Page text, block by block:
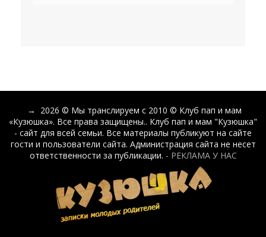
→ 2026 © Мы транслируем с 2010 © Клуб пап и мам
«Кузюшка». Все права защищены.. Клуб пап и мам "Кузюшка"
- сайт для всей семьи. Все материалы публикуют на сайте
гости и пользователи сайта. Администрация сайта не несет
ответственности за публикации. - РЕКЛАМА У НАС